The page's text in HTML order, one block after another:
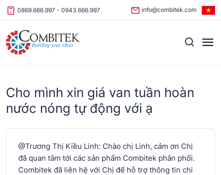
Skip to content
0869.666.997 - 0943.666.997 info@combitek.com
Cho mình xin giá van tuần hoàn
nước nóng tự động với ạ
@Trương Thị Kiều Linh: Chào chị Linh, cảm ơn Chị
đã quan tâm tới các sản phẩm Combitek phân phối.
Combitek đã liên hệ với Chị để hỗ trợ thông tin chi